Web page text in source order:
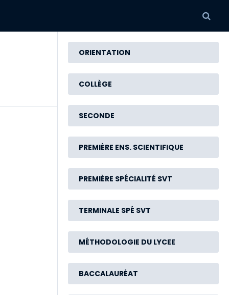
ORIENTATION
COLLÈGE
SECONDE
PREMIÈRE ENS. SCIENTIFIQUE
PREMIÈRE SPÉCIALITÉ SVT
TERMINALE SPÉ SVT
MÉTHODOLOGIE DU LYCEE
BACCALAURÉAT